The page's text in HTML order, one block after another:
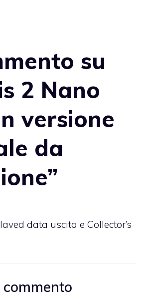
su
2 Nano
versione
da
data uscita e Collector’s
commento